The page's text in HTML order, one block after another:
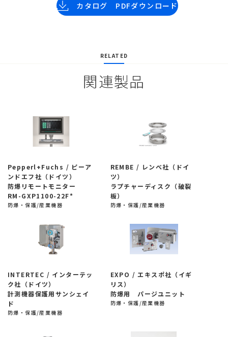
カタログ PDFダウンロード
RELATED
関連製品
Pepperl+Fuchs / ピーア
ンドエフ社（ドイツ）
防爆リモートモニター
RM-GXP1100-22F*
防爆・保護/産業機器
REMBE / レンべ社（ドイ
ツ）
ラプチャーディスク（破裂
板）
防爆・保護/産業機器
INTERTEC / インターテッ
ク社（ドイツ）
計測機器保護用サンシェイ
ド
防爆・保護/産業機器
EXPO / エキスポ社（イギ
リス）
防爆用 パージユニット
防爆・保護/産業機器